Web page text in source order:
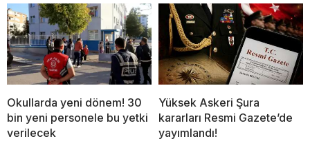
Okullarda yeni dönem! 30
bin yeni personele bu yetki
verilecek
Yüksek Askeri Şura
kararları Resmi Gazete’de
yayımlandı!